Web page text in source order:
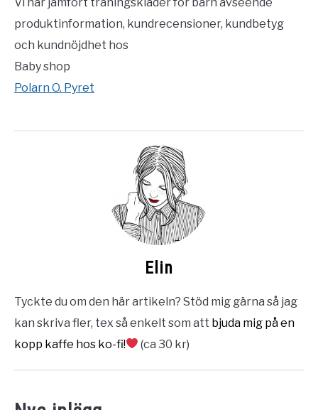
produktinformation, kundrecensioner, kundbetyg
och kundnöjdhet hos
Baby shop
Polarn O. Pyret
Elin
Tyckte du om den här artikeln? Stöd mig gärna så jag
kan skriva fler, tex så enkelt som att bjuda mig på en
kopp kaffe hos ko-fi!
(ca 30 kr)